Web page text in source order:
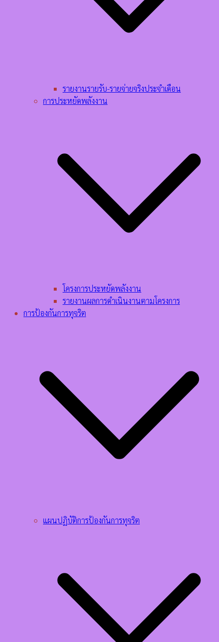
รายงานรายรับ-รายจ่ายจริงประจำเดือน
การประหยัดพลังงาน
โครงการประหยัดพลังงาน
รายงานผลการดำเนินงานตามโครงการ
การป้องกันการทุจริต
แผนปฏิบัติการป้องกันการทุจริต